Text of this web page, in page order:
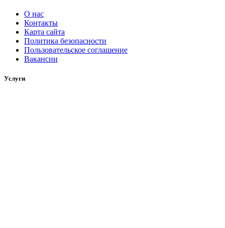
О нас
Контакты
Карта сайта
Политика безопасности
Пользовательское соглашение
Вакансии
Услуги